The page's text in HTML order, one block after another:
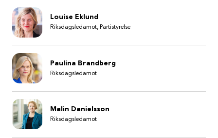
Louise Eklund
Riksdagsledamot, Partistyrelse
Paulina Brandberg
Riksdagsledamot
Malin Danielsson
Riksdagsledamot